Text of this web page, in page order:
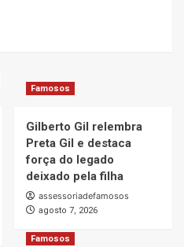
Famosos
Gilberto Gil relembra
Preta Gil e destaca
força do legado
deixado pela filha
assessoriadefamosos
agosto 7, 2026
Famosos